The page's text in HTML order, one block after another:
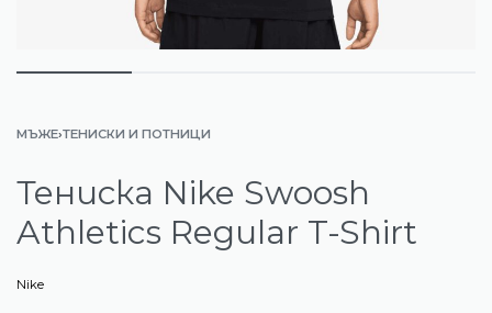
МЪЖЕ›ТЕНИСКИ И ПОТНИЦИ
Тениска Nike Swoosh
Athletics Regular T-Shirt
Nike